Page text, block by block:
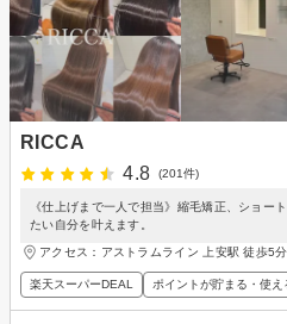
RICCA
4.8
(201件)
《仕上げまで一人で担当》縮毛矯正、ショー
たい自分を叶えます。
アクセス：アストラムライン 上安駅 徒歩5分
楽天スーパーDEAL ポイントが貯まる・使え